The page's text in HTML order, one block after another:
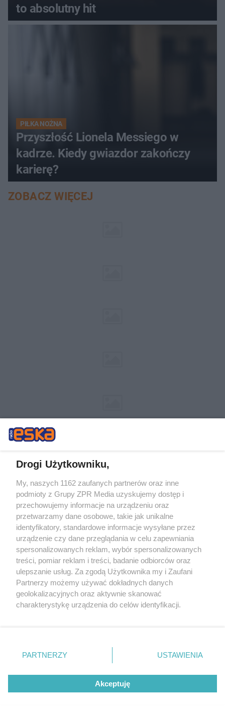
to absolutny hit
PIŁKA NOŻNA
Przyszłość Lionela Messiego w
kadrze. Kiedy gwiazdor zakończy
karierę?
ZOBACZ WIĘCEJ
Żaden utwór zamieszczony w serwisie nie może być powielany i
rozpowszechniany lub dalej rozpowszechniany w jakikolwiek sposób (w
tym także elektroniczny lub mechaniczny) na jakimkolwiek polu
eksploatacji w jakiejkolwiek formie, włącznie z umieszczaniem w
Internecie bez pisemnej zgody właściciela praw. Jakiekolwiek użycie lub
wykorzystanie utworów w całości lub w części z naruszeniem prawa,
tzn. bez właściwej zgody, jest zabronione pod groźbą kary i może być
ścigane prawnie.
© 2026 Grupa ZPR Media
Drogi Użytkowniku,
My, naszych 1162 zaufanych partnerów oraz inne
podmioty z Grupy ZPR Media uzyskujemy dostęp i
przechowujemy informacje na urządzeniu oraz
przetwarzamy dane osobowe, takie jak unikalne
identyfikatory, standardowe informacje wysyłane przez
urządzenie czy dane przeglądania w celu zapewniania
spersonalizowanych reklam, wybór spersonalizowanych
treści, pomiar reklam i treści, badanie odbiorców oraz
ulepszanie usług. Za zgodą Użytkownika my i Zaufani
Partnerzy możemy używać dokładnych danych
geolokalizacyjnych oraz aktywnie skanować
charakterystykę urządzenia do celów identyfikacji.
zmienić/wycofać klikając przycisk ustawień prywatności
znajdujący się w lewym dolnym rogu strony
rodzaje przetwarzania danych nie wymagają zgody
użytkownika, ale masz prawo sprzeciwić się takiemu
przetwarzaniu. Preferencje będą miały zastosowanie tylko
PARTNERZY USTAWIENIA
Akceptuję